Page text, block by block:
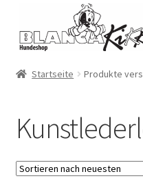
Navigation
springen
Inhalt
springen
Startseite Produkte